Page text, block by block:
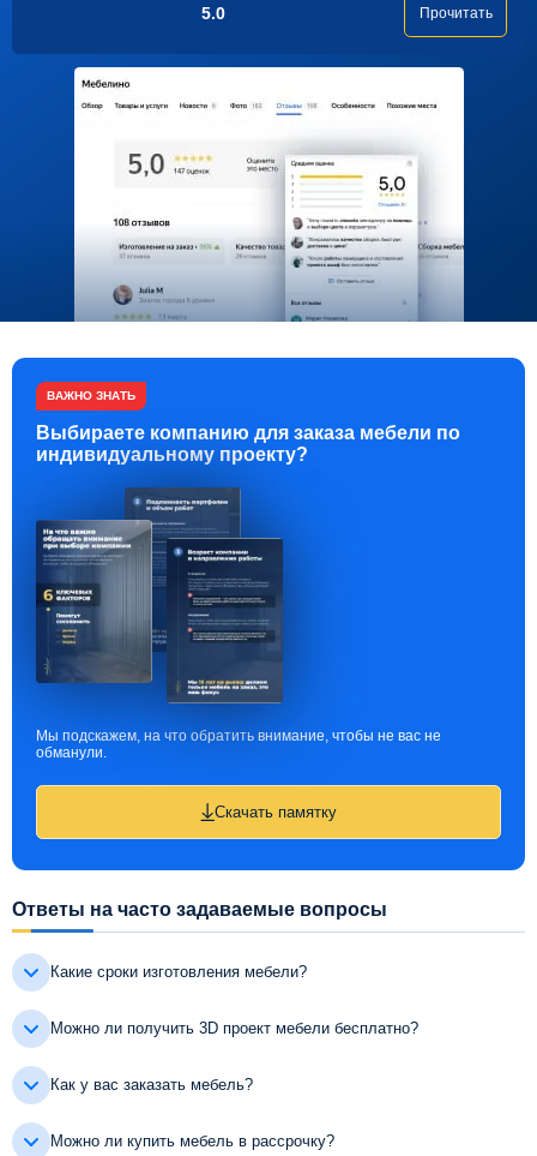
5.0 Прочитать
ВАЖНО ЗНАТЬ
Выбираете компанию для заказа мебели по
индивидуальному проекту?
Мы подскажем, на что обратить внимание, чтобы не вас не
обманули.
Скачать памятку
Ответы на часто задаваемые вопросы
Какие сроки изготовления мебели?
Можно ли получить 3D проект мебели бесплатно?
Как у вас заказать мебель?
Можно ли купить мебель в рассрочку?